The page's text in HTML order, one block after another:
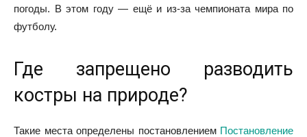
погоды. В этом году — ещё и из-за чемпионата мира по
футболу.
Где запрещено разводить
костры на природе?
Такие места определены постановлением Постановление